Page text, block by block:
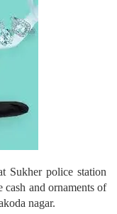
Sukher police station
and ornaments of
nagar.